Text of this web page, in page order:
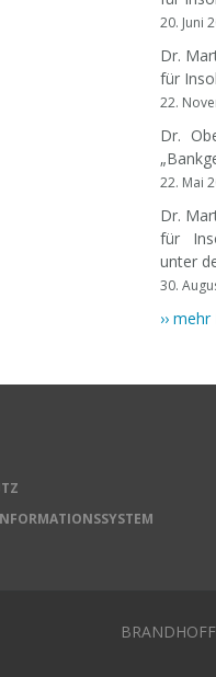
20. Juni
Dr.
für
22.
Dr.
22. Mai
Dr.
für
unter
30.
››